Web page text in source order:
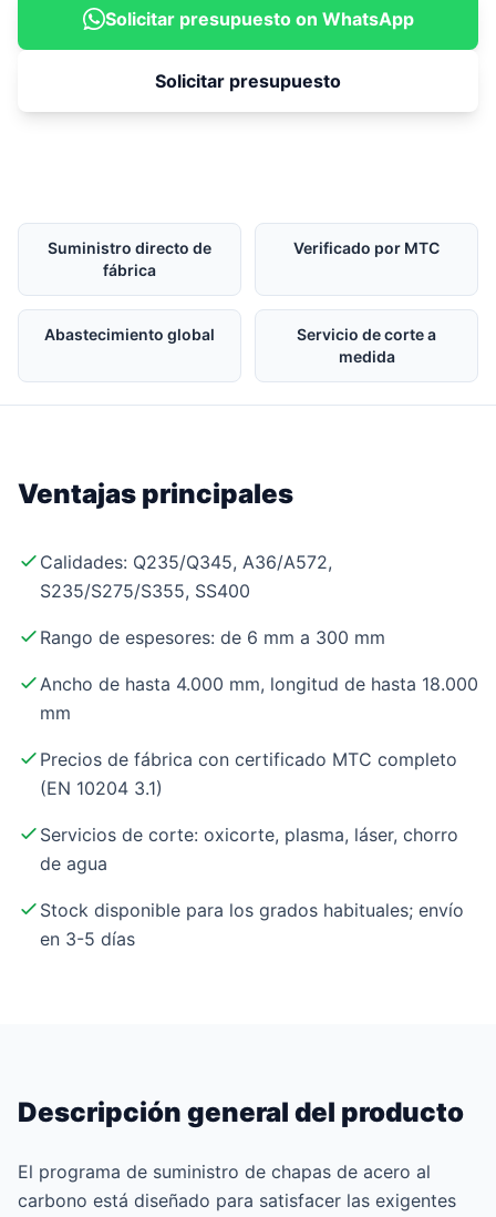
Solicitar presupuesto on WhatsApp
Solicitar presupuesto
Suministro directo de
fábrica
Verificado por MTC
Abastecimiento global
Servicio de corte a
medida
Ventajas principales
Calidades: Q235/Q345, A36/A572,
S235/S275/S355, SS400
Rango de espesores: de 6 mm a 300 mm
Ancho de hasta 4.000 mm, longitud de hasta 18.000
mm
Precios de fábrica con certificado MTC completo
(EN 10204 3.1)
Servicios de corte: oxicorte, plasma, láser, chorro
de agua
Stock disponible para los grados habituales; envío
en 3-5 días
Descripción general del producto
El programa de suministro de chapas de acero al
carbono está diseñado para satisfacer las exigentes